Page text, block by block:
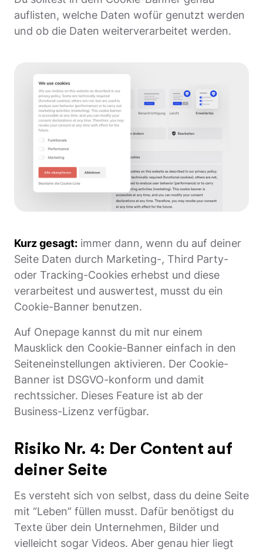
auflisten, welche Daten wofür genutzt werden
und ob die Daten weiterverarbeitet werden.
Kurz gesagt: immer dann, wenn du auf deiner
Seite Daten durch Marketing-, Third Party-
oder Tracking-Cookies erhebst und diese
verarbeitest und auswertest, musst du ein
Cookie-Banner benutzen.
Auf Onepage kannst du mit nur einem
Mausklick den Cookie-Banner einfach in den
Seiteneinstellungen aktivieren. Der Cookie-
Banner ist DSGVO-konform und damit
rechtssicher. Dieses Feature ist ab der
Business-Lizenz verfügbar.
Risiko Nr. 4: Der Content auf
deiner Seite
Es versteht sich von selbst, dass du deine Seite
mit “Leben” füllen musst. Dafür benötigst du
Texte über dein Unternehmen, Bilder und
vielleicht sogar Videos. Aber genau hier liegt